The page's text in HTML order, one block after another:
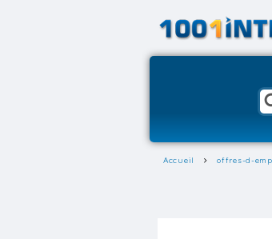
Accueil offres-d-